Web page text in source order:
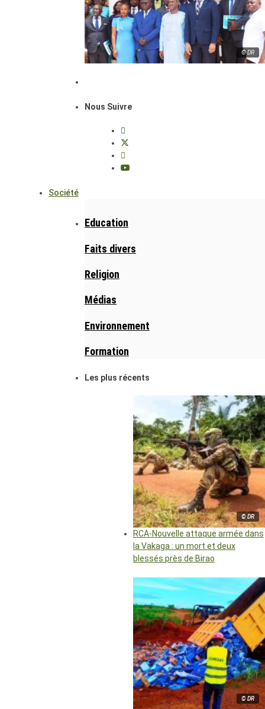
© DR
Nous Suivre
Société
Education
Faits divers
Religion
Médias
Environnement
Formation
Les plus récents
© DR
RCA-Nouvelle attaque armée dans
la Vakaga : un mort et deux
blessés près de Birao
© DR